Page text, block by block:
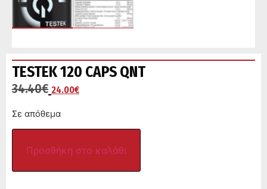
TESTEK 120 CAPS QNT
34.40€ 24.00€
Σε απόθεμα
Προσθήκη στο καλάθι